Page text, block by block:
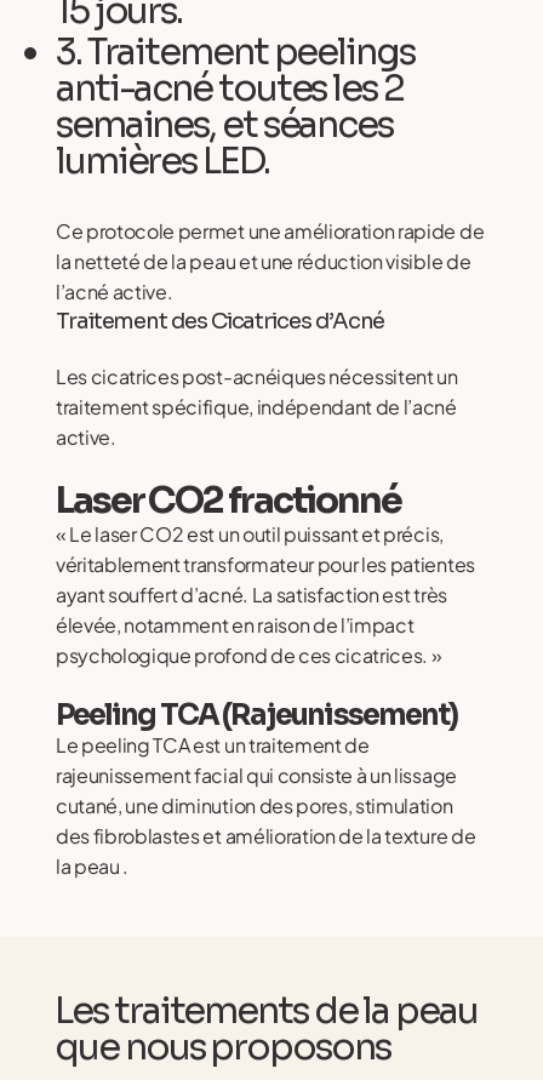
15 jours.
3. Traitement peelings
anti-acné toutes les 2
semaines, et séances
lumières LED.
Ce protocole permet une amélioration rapide de
la netteté de la peau et une réduction visible de
l’acné active.
Traitement des Cicatrices d’Acné
Les cicatrices post-acnéiques nécessitent un
traitement spécifique, indépendant de l’acné
active.
Laser CO2 fractionné
« Le laser CO2 est un outil puissant et précis,
véritablement transformateur pour les patientes
ayant souffert d’acné. La satisfaction est très
élevée, notamment en raison de l’impact
psychologique profond de ces cicatrices. »
Peeling TCA (Rajeunissement)
Le peeling TCA est un traitement de
rajeunissement facial qui consiste à un lissage
cutané, une diminution des pores, stimulation
des fibroblastes et amélioration de la texture de
la peau .
Les traitements de la peau
que nous proposons